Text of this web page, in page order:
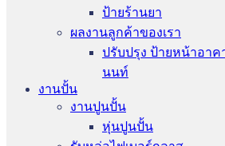
ป้ายร้านยา
ผลงานลูกค้าของเรา
ปรับปรุง ป้ายหน้าอา
นนท์
งานปั้น
งานปูนปั้น
หุ่นปูนปั้น